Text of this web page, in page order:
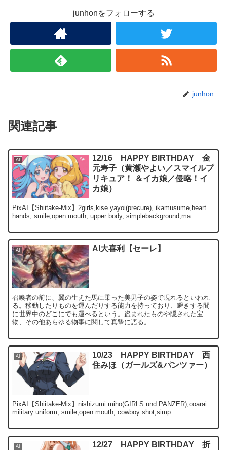
junhonをフォローする
junhon
関連記事
AI
12/16 HAPPY BIRTHDAY 金
元寿子（黄瀬やよい／スマイルプ
リキュア！ ＆イカ娘／侵略！イ
カ娘）
PixAI【Shiitake-Mix】2girls,kise yayoi(precure), ikamusume,heart
hands, smile,open mouth, upper body, simplebackground,ma...
AI AI大喜利【セーレ】
召喚者の前に、翼の生えた馬に乗った美男子の姿で現れるといわれ
る。移動したりものを運んだりする能力を持っており、瞬きする間
に世界中のどこにでも運べるという。盗まれたものや隠された宝
物、その他あらゆる物事に関して真摯に語る。
AI
10/23 HAPPY BIRTHDAY 西
住みほ（ガールズ&パンツァー）
PixAI【Shiitake-Mix】nishizumi miho(GIRLS und PANZER),ooarai
military uniform, smile,open mouth, cowboy shot,simp...
AI
12/27 HAPPY BIRTHDAY 折